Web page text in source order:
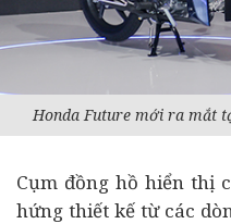
Honda Future mới ra mắt
Cụm đồng hồ hiển thị
hứng thiết kế từ các